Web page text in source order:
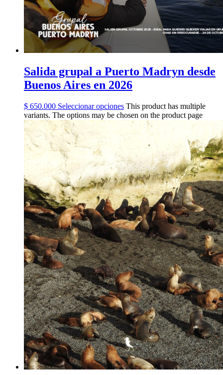
Salida grupal a Puerto Madryn desde
Buenos Aires en 2026
$ 650.000 Seleccionar opciones This product has multiple
variants. The options may be chosen on the product page